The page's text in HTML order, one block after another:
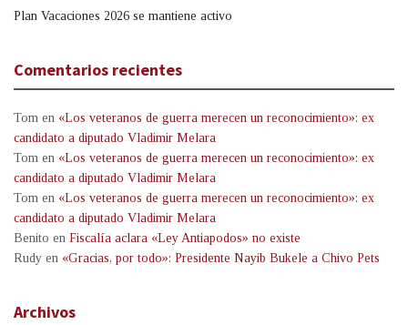
Plan Vacaciones 2026 se mantiene activo
Comentarios recientes
Tom en «Los veteranos de guerra merecen un reconocimiento»: ex
candidato a diputado Vladimir Melara
Tom en «Los veteranos de guerra merecen un reconocimiento»: ex
candidato a diputado Vladimir Melara
Tom en «Los veteranos de guerra merecen un reconocimiento»: ex
candidato a diputado Vladimir Melara
Benito en Fiscalía aclara «Ley Antiapodos» no existe
Rudy en «Gracias, por todo»: Presidente Nayib Bukele a Chivo Pets
Archivos